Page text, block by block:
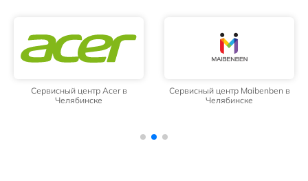
Сервисный центр Acer в
Челябинске
Сервисный центр Maibenben в
Челябинске